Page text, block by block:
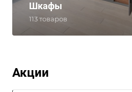
Шкафы
113 товаров
Акции